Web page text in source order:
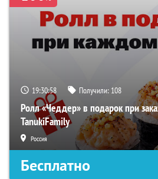
19:30:57 Получили: 108
Ролл «Чеддер» в подарок при
TanukiFamily
Россия
Бесплатно